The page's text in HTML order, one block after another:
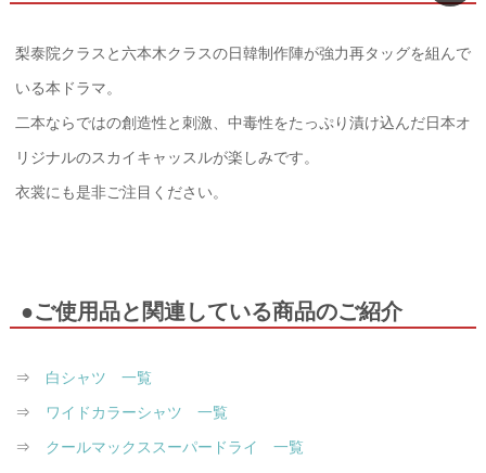
梨泰院クラスと六本木クラスの日韓制作陣が強力再タッグを組んで
いる本ドラマ。
二本ならではの創造性と刺激、中毒性をたっぷり漬け込んだ日本オ
リジナルのスカイキャッスルが楽しみです。
衣裳にも是非ご注目ください。
●ご使用品と関連している商品のご紹介
⇒ 白シャツ 一覧
⇒ ワイドカラーシャツ 一覧
⇒ クールマックススーパードライ 一覧